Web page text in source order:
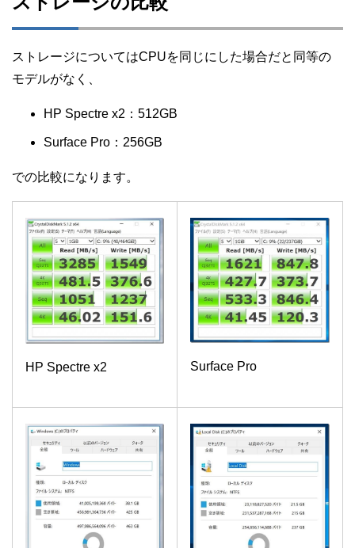
ストレージについてはCPUを同じにした場合だと同等の
モデルがなく、
HP Spectre x2：512GB
Surface Pro：256GB
での比較になります。
HP Spectre x2 Surface Pro